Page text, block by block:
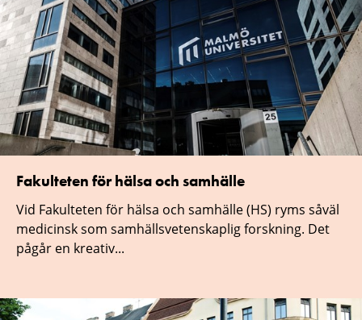
Fakulteten för hälsa och samhälle
Vid Fakulteten för hälsa och samhälle (HS) ryms såväl
medicinsk som samhällsvetenskaplig forskning. Det
pågår en kreativ...